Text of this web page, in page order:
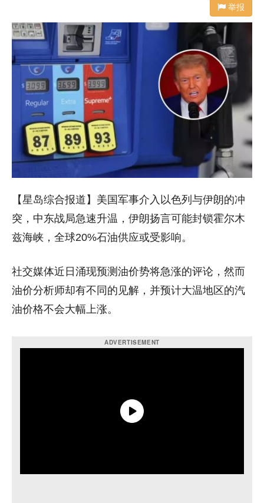
举报
【星岛综合报道】美国军事介入以色列与伊朗的冲
突，中东战局急速升温，伊朗扬言可能封锁霍尔木
兹海峡，全球20%石油供应或受影响。
社交媒体近日涌现预测油价势将急涨的评论，然而
油价分析师却有不同的见解，并预计大温地区的汽
油价格不会大幅上涨。